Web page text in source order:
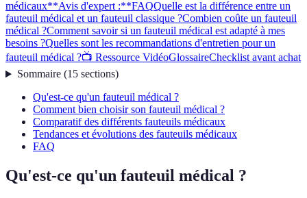
médicaux**Avis d'expert :**FAQQuelle est la différence entre un
fauteuil médical et un fauteuil classique ?Combien coûte un fauteuil
médical ?Comment savoir si un fauteuil médical est adapté à mes
besoins ?Quelles sont les recommandations d'entretien pour un
fauteuil médical ?📺 Ressource VidéoGlossaireChecklist avant achat
Sommaire(15 sections)
Qu'est-ce qu'un fauteuil médical ?
Comment bien choisir son fauteuil médical ?
Comparatif des différents fauteuils médicaux
Tendances et évolutions des fauteuils médicaux
FAQ
Qu'est-ce qu'un fauteuil médical ?